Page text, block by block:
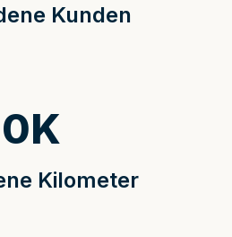
Kunden
Kilometer
0K